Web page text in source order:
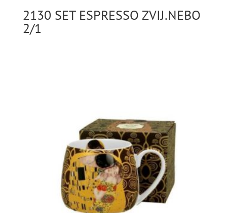
2130 SET ESPRESSO ZVIJ.NEBO
2/1